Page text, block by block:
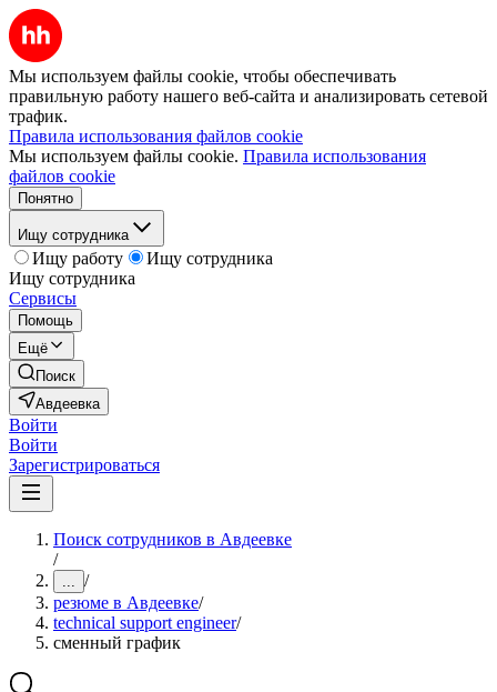
Мы используем файлы cookie, чтобы обеспечивать
правильную работу нашего веб-сайта и анализировать сетевой
трафик.
Правила использования файлов cookie
Мы используем файлы cookie. Правила использования
файлов cookie
Понятно
Ищу сотрудника
Ищу работу
Ищу сотрудника
Ищу сотрудника
Сервисы
Помощь
Ещё
Поиск
Авдеевка
Войти
Войти
Зарегистрироваться
Поиск сотрудников в Авдеевке
/
... /
резюме в Авдеевке/
technical support engineer/
сменный график